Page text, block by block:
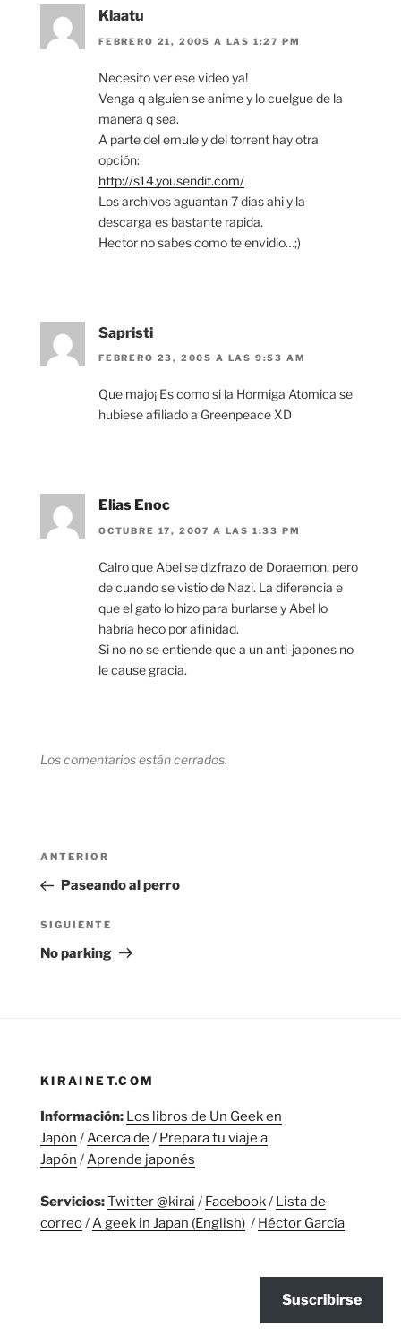
Klaatu
FEBRERO 21, 2005 A LAS 1:27 PM
Necesito ver ese video ya!
Venga q alguien se anime y lo cuelgue de la
manera q sea.
A parte del emule y del torrent hay otra
opción:
http://s14.yousendit.com/
Los archivos aguantan 7 dias ahi y la
descarga es bastante rapida.
Hector no sabes como te envidio…;)
Sapristi
FEBRERO 23, 2005 A LAS 9:53 AM
Que majo¡ Es como si la Hormiga Atomica se
hubiese afiliado a Greenpeace XD
Elias Enoc
OCTUBRE 17, 2007 A LAS 1:33 PM
Calro que Abel se dizfrazo de Doraemon, pero
de cuando se vistio de Nazi. La diferencia e
que el gato lo hizo para burlarse y Abel lo
habría heco por afinidad.
Si no no se entiende que a un anti-japones no
le cause gracia.
Los comentarios están cerrados.
Navegación
entradas
Entrada
anterior:
ANTERIOR
Paseando al perro
Siguiente
entrada
SIGUIENTE
No parking
KIRAINET.COM
Información: Los libros de Un Geek en
Japón /Acerca de / Prepara tu viaje a
Japón /Aprende japonés
Servicios:Twitter @kirai / Facebook/ Lista de
correo/ A geek in Japan (English) / Héctor García
Suscribirse